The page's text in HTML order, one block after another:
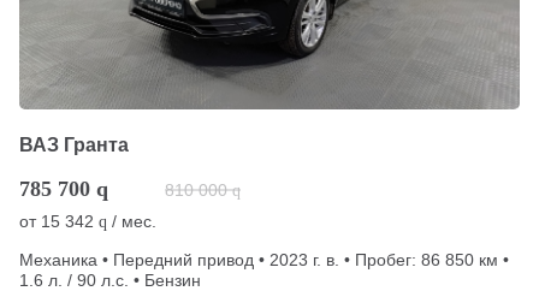
ВАЗ Гранта
785 700 q 810 000 q
от 15 342 q / мес.
Механика • Передний привод • 2023 г. в. • Пробег: 86 850 км •
1.6 л. / 90 л.с. • Бензин